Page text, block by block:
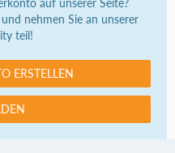
und nehmen Sie an unserer
teil!
ERSTELLEN